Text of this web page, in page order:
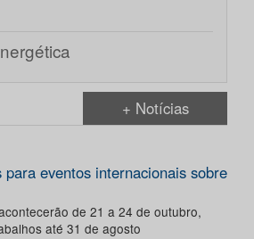
+ Notícias
eventos internacionais sobre
de 21 a 24 de outubro,
até 31 de agosto